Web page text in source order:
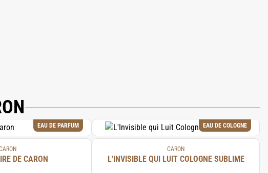
EAU DE PARFUM
DE CARON
EAU DE COLOGNE
CARON
L'INVISIBLE QUI LUIT COLOGNE SUBLIME